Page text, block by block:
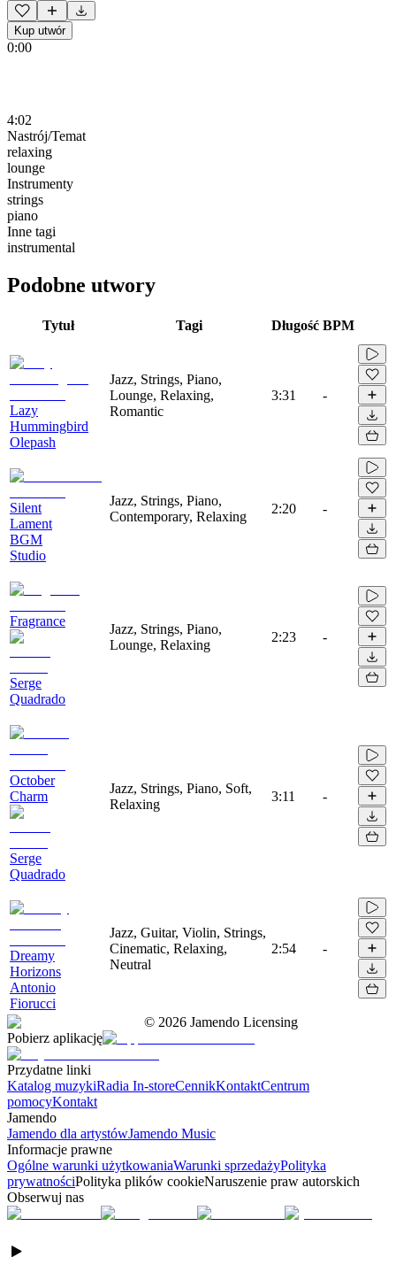
Kup utwór
0:00
4:02
Nastrój/Temat
relaxing
lounge
Instrumenty
strings
piano
Inne tagi
instrumental
Podobne utwory
Tytuł Tagi Długość BPM
Lazy
Hummingbird
Olepash
Jazz, Strings, Piano,
Lounge, Relaxing,
Romantic
3:31 -
Silent
Lament
BGM
Studio
Jazz, Strings, Piano,
Contemporary, Relaxing
2:20 -
Fragrance
Serge
Quadrado
Jazz, Strings, Piano,
Lounge, Relaxing
2:23 -
October
Charm
Serge
Quadrado
Jazz, Strings, Piano, Soft,
Relaxing
3:11 -
Dreamy
Horizons
Antonio
Fiorucci
Jazz, Guitar, Violin, Strings,
Cinematic, Relaxing,
Neutral
2:54 -
© 2026 Jamendo Licensing
Pobierz aplikację
Przydatne linki
Katalog muzykiRadia In-storeCennikKontaktCentrum
pomocyKontakt
Jamendo
Jamendo dla artystówJamendo Music
Informacje prawne
Ogólne warunki użytkowaniaWarunki sprzedażyPolityka
prywatnościPolityka plików cookieNaruszenie praw autorskich
Obserwuj nas